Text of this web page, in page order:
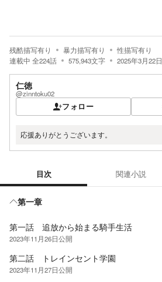
残酷描写有り 暴力描写有り
性描写有り
連載中 全224話 575,943文字 2025年3月22日
仁徳
@zinntoku02
フォロー
応援ありがとうございます。
目次 関連小説
第一章
第一話 追放から始まる騎手生活
2023年11月26日公開
第二話 トレインセント学園
2023年11月27日公開